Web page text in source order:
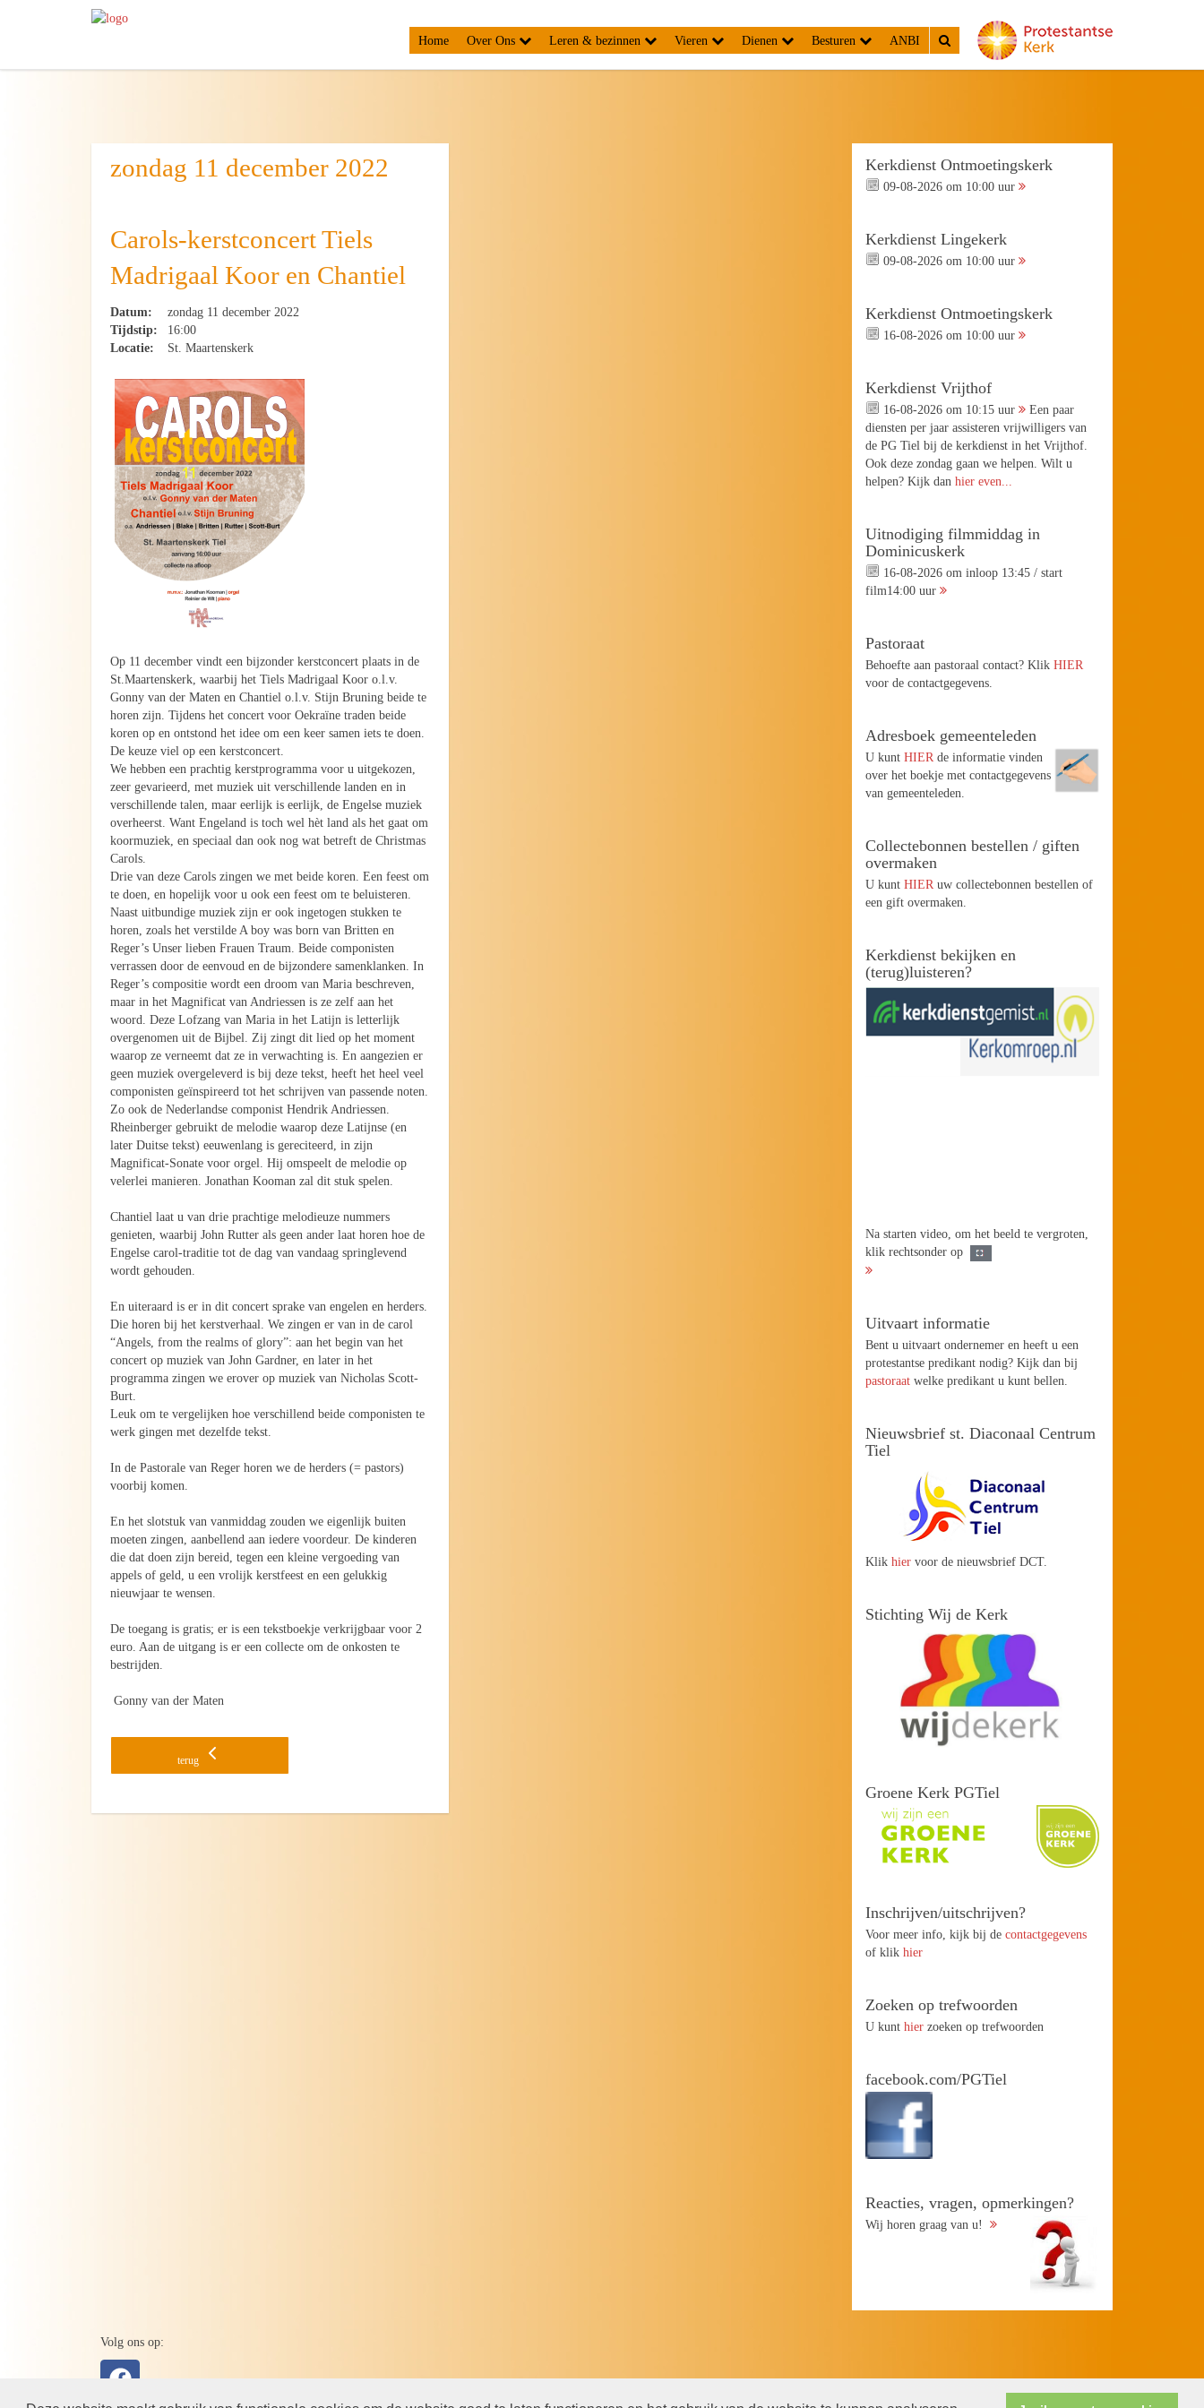
Home Over Ons Leren & bezinnen Vieren Dienen Besturen ANBI
zondag 11 december 2022
Carols-kerstconcert Tiels
Madrigaal Koor en Chantiel
Datum:
zondag 11 december 2022
Tijdstip:
16:00
Locatie:
St. Maartenskerk
Op 11 december vindt een bijzonder kerstconcert plaats in de
St.Maartenskerk, waarbij het Tiels Madrigaal Koor o.l.v.
Gonny van der Maten en Chantiel o.l.v. Stijn Bruning beide te
horen zijn. Tijdens het concert voor Oekraïne traden beide
koren op en ontstond het idee om een keer samen iets te doen.
De keuze viel op een kerstconcert.
We hebben een prachtig kerstprogramma voor u uitgekozen,
zeer gevarieerd, met muziek uit verschillende landen en in
verschillende talen, maar eerlijk is eerlijk, de Engelse muziek
overheerst. Want Engeland is toch wel hèt land als het gaat om
koormuziek, en speciaal dan ook nog wat betreft de Christmas
Carols.
Drie van deze Carols zingen we met beide koren. Een feest om
te doen, en hopelijk voor u ook een feest om te beluisteren.
Naast uitbundige muziek zijn er ook ingetogen stukken te
horen, zoals het verstilde A boy was born van Britten en
Reger’s Unser lieben Frauen Traum. Beide componisten
verrassen door de eenvoud en de bijzondere samenklanken. In
Reger’s compositie wordt een droom van Maria beschreven,
maar in het Magnificat van Andriessen is ze zelf aan het
woord. Deze Lofzang van Maria in het Latijn is letterlijk
overgenomen uit de Bijbel. Zij zingt dit lied op het moment
waarop ze verneemt dat ze in verwachting is. En aangezien er
geen muziek overgeleverd is bij deze tekst, heeft het heel veel
componisten geïnspireerd tot het schrijven van passende noten.
Zo ook de Nederlandse componist Hendrik Andriessen.
Rheinberger gebruikt de melodie waarop deze Latijnse (en
later Duitse tekst) eeuwenlang is gereciteerd, in zijn
Magnificat-Sonate voor orgel. Hij omspeelt de melodie op
velerlei manieren. Jonathan Kooman zal dit stuk spelen.
Chantiel laat u van drie prachtige melodieuze nummers
genieten, waarbij John Rutter als geen ander laat horen hoe de
Engelse carol-traditie tot de dag van vandaag springlevend
wordt gehouden.
En uiteraard is er in dit concert sprake van engelen en herders.
Die horen bij het kerstverhaal. We zingen er van in de carol
“Angels, from the realms of glory”: aan het begin van het
concert op muziek van John Gardner, en later in het
programma zingen we erover op muziek van Nicholas Scott-
Burt.
Leuk om te vergelijken hoe verschillend beide componisten te
werk gingen met dezelfde tekst.
In de Pastorale van Reger horen we de herders (= pastors)
voorbij komen.
En het slotstuk van vanmiddag zouden we eigenlijk buiten
moeten zingen, aanbellend aan iedere voordeur. De kinderen
die dat doen zijn bereid, tegen een kleine vergoeding van
appels of geld, u een vrolijk kerstfeest en een gelukkig
nieuwjaar te wensen.
De toegang is gratis; er is een tekstboekje verkrijgbaar voor 2
euro. Aan de uitgang is er een collecte om de onkosten te
bestrijden.
Gonny van der Maten
terug
Kerkdienst Ontmoetingskerk
09-08-2026 om 10:00 uur
Kerkdienst Lingekerk
09-08-2026 om 10:00 uur
Kerkdienst Ontmoetingskerk
16-08-2026 om 10:00 uur
Kerkdienst Vrijthof
16-08-2026 om 10:15 uur
Een paar
diensten per jaar assisteren vrijwilligers van
de PG Tiel bij de kerkdienst in het Vrijthof.
Ook deze zondag gaan we helpen. Wilt u
helpen? Kijk danhier even...
Uitnodiging filmmiddag in
Dominicuskerk
16-08-2026 om inloop 13:45 / start
film14:00 uur
Pastoraat
Behoefte aan pastoraal contact? KlikHIER
voor de contactgegevens.
Adresboek gemeenteleden
U kuntHIER de informatie vinden
over het boekje met contactgegevens
van gemeenteleden.
Collectebonnen bestellen / giften
overmaken
U kuntHIER uw collectebonnen bestellen of
een gift overmaken.
Kerkdienst bekijken en
(terug)luisteren?
Na starten video, om het beeld te vergroten,
klik rechtsonder op
Uitvaart informatie
Bent u uitvaart ondernemer en heeft u een
protestantse predikant nodig? Kijk dan bij
pastoraat welke predikant u kunt bellen.
Nieuwsbrief st. Diaconaal Centrum
Tiel
Klikhier voor de nieuwsbrief DCT.
Stichting Wij de Kerk
Groene Kerk PGTiel
Inschrijven/uitschrijven?
Voor meer info, kijk bij decontactgegevens
of klikhier
Zoeken op trefwoorden
U kunthier zoeken op trefwoorden
facebook.com/PGTiel
Reacties, vragen, opmerkingen?
Wij horen graag van u!
Volg ons op: